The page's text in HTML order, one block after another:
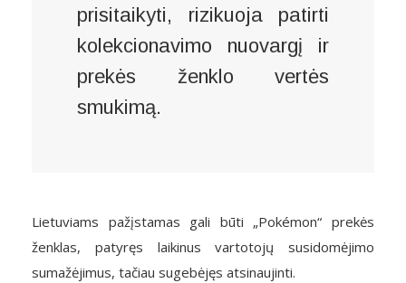
prisitaikyti, rizikuoja patirti
kolekcionavimo nuovargį ir
prekės ženklo vertės
smukimą.
Lietuviams pažįstamas gali būti „Pokémon“ prekės
ženklas, patyręs laikinus vartotojų susidomėjimo
sumažėjimus, tačiau sugebėjęs atsinaujinti.